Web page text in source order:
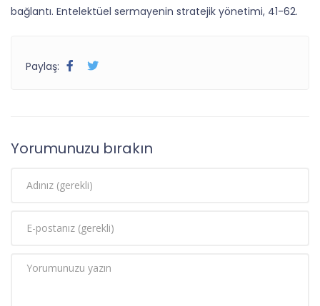
bağlantı. Entelektüel sermayenin stratejik yönetimi, 41-62.
Paylaş:
Yorumunuzu bırakın